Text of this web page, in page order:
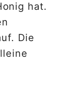
hat.
Die